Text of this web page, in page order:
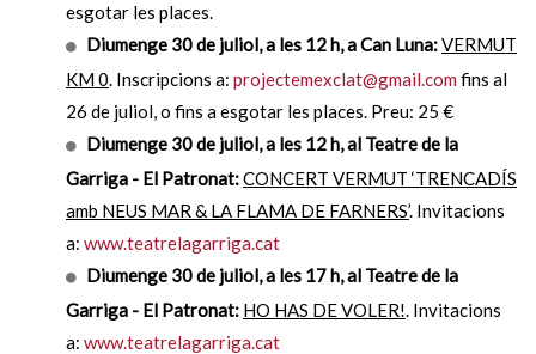
esgotar les places.
Diumenge 30 de juliol, a les 12 h, a Can Luna:VERMUT
KM 0. Inscripcions a: projectemexclat@gmail.com fins al
26 de juliol, o fins a esgotar les places. Preu: 25 €
Diumenge 30 de juliol, a les 12 h, al Teatre de la
Garriga - El Patronat:CONCERT VERMUT ‘TRENCADÍS
amb NEUS MAR & LA FLAMA DE FARNERS’. Invitacions
a: www.teatrelagarriga.cat
Diumenge 30 de juliol, a les 17 h, al Teatre de la
Garriga - El Patronat: HO HAS DE VOLER!. Invitacions
a: www.teatrelagarriga.cat